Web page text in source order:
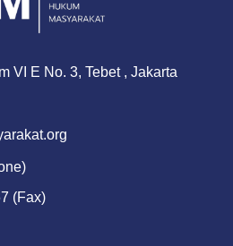
VI E No. 3, Tebet , Jakarta
(Fax)